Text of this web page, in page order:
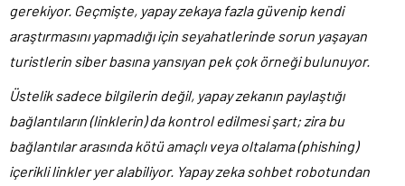
gerekiyor. Geçmişte, yapay zekaya fazla güvenip kendi
araştırmasını yapmadığı için seyahatlerinde sorun yaşayan
turistlerin siber basına yansıyan pek çok örneği bulunuyor.
Üstelik sadece bilgilerin değil, yapay zekanın paylaştığı
bağlantıların (linklerin) da kontrol edilmesi şart; zira bu
bağlantılar arasında kötü amaçlı veya oltalama (phishing)
içerikli linkler yer alabiliyor. Yapay zeka sohbet robotundan